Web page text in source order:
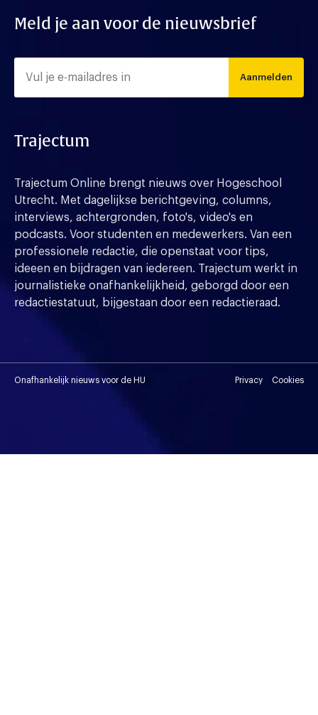
Meld je aan voor de nieuwsbrief
Aanmelden
Trajectum
Trajectum Online brengt nieuws over Hogeschool
Utrecht. Met dagelijkse berichtgeving, columns,
interviews, achtergronden, foto's, video's en
podcasts. Voor studenten en medewerkers. Van een
professionele redactie, die openstaat voor tips,
ideeen en bijdragen van iedereen. Trajectum werkt in
journalistieke onafhankelijkheid, geborgd door een
redactiestatuut, bijgestaan door een redactieraad.
Onafhankelijk nieuws voor de HU Privacy Cookies